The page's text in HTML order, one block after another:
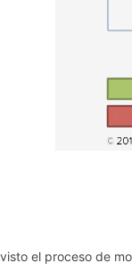
el proceso de